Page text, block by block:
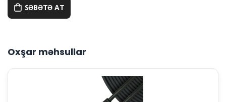
SƏBƏTƏ AT
Oxşar məhsullar